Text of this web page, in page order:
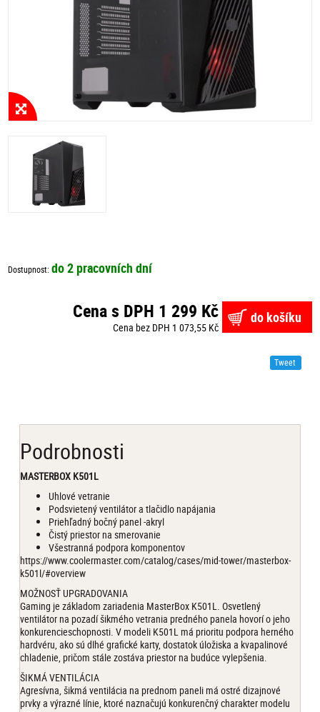
Dostupnost:do 2 pracovních dní
Cena s DPH 1 299 Kč
Cena bez DPH 1 073,55 Kč
do košíku
Tweet
Podrobnosti
MASTERBOX K501L
Uhlové vetranie
Podsvietený ventilátor a tlačidlo napájania
Priehľadný bočný panel -akryl
Čistý priestor na smerovanie
Všestranná podpora komponentov
https://www.coolermaster.com/catalog/cases/mid-tower/masterbox-
k501l/#overview
MOŽNOSŤ UPGRADOVANIA
Gaming je základom zariadenia MasterBox K501L. Osvetlený
ventilátor na pozadí šikmého vetrania predného panela hovorí o jeho
konkurencieschopnosti. V modeli K501L má prioritu podpora herného
hardvéru, ako sú dlhé grafické karty, dostatok úložiska a kvapalinové
chladenie, pričom stále zostáva priestor na budúce vylepšenia.
ŠIKMÁ VENTILÁCIA
Agresívna, šikmá ventilácia na prednom paneli má ostré dizajnové
prvky a výrazné línie, ktoré naznačujú konkurenčný charakter modelu